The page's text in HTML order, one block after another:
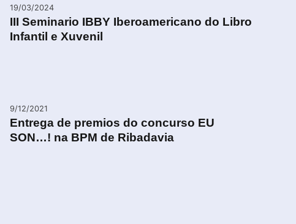
19/03/2024
III Seminario IBBY Iberoamericano do Libro
Infantil e Xuvenil
9/12/2021
Entrega de premios do concurso EU
SON…! na BPM de Ribadavia